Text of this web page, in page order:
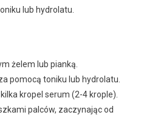
lub hydrolatu.
żelem lub pianką.
pomocą toniku lub hydrolatu.
kropel serum (2-4 krople).
palców, zaczynając od